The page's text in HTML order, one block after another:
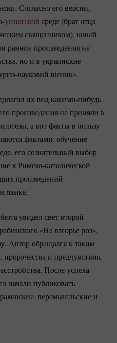
Согласно его версии,
униатской среде (брат отца
священником), юный
ранние произведения не
но и в украинские
науковий вісник».
их под какими-нибудь
произведения не приняли в
а вот факты в пользу
фактами: обучение
его сознательный выбор
к Римско-католической
произведений
языке.
увидел свет второй
«На взгорье роз»,
Автор обращался к таким
и предчувствия,
После успеха
начали публиковать
перемышльские и